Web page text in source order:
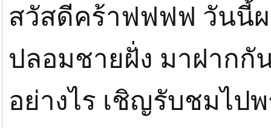
สวัสดีคร้าฟฟฟฟ วันนี้ผ
ปลอมชายฝั่ง มาฝากกั
อย่างไร เชิญรับชมไป